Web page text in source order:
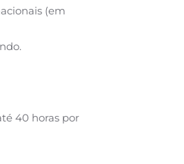
(em
40 horas por